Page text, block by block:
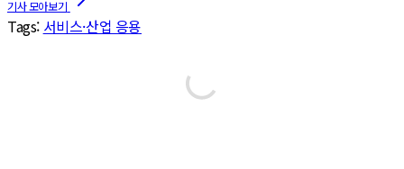
Tags: 서비스·산업 응용